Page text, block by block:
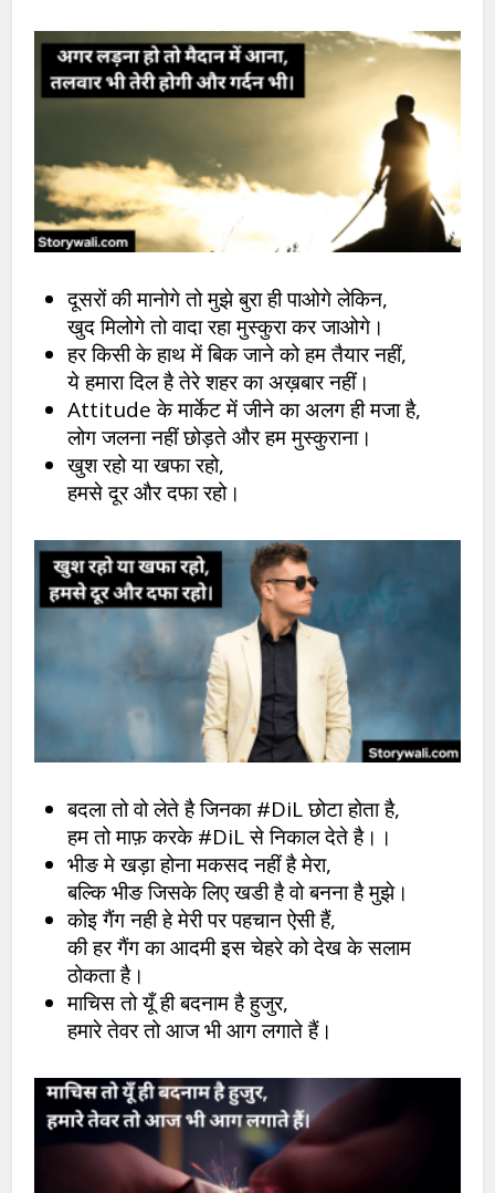
दूसरों की मानोगे तो मुझे बुरा ही पाओगे लेकिन,
खुद मिलोगे तो वादा रहा मुस्कुरा कर जाओगे।
हर किसी के हाथ में बिक जाने को हम तैयार नहीं,
ये हमारा दिल है तेरे शहर का अख़बार नहीं।
Attitude के मार्केट में जीने का अलग ही मजा है,
लोग जलना नहीं छोड़ते और हम मुस्कुराना।
खुश रहो या खफा रहो,
हमसे दूर और दफा रहो।
बदला तो वो लेते है जिनका #DiL छोटा होता है,
हम तो माफ़ करके #DiL से निकाल देते है।।
भीङ मे खड़ा होना मकसद नहीं है मेरा,
बल्कि भीङ जिसके लिए खडी है वो बनना है मुझे।
कोइ गैंग नही हे मेरी पर पहचान ऐसी हैं,
की हर गैंग का आदमी इस चेहरे को देख के सलाम
ठोकता है।
माचिस तो यूँ ही बदनाम है हुजुर,
हमारे तेवर तो आज भी आग लगाते हैं।